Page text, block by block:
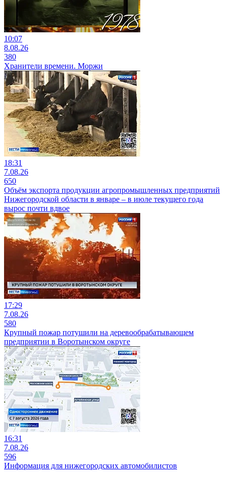
10:07
8.08.26
380
Хранители времени. Моржи
18:31
7.08.26
650
Объём экспорта продукции агропромышленных предприятий
Нижегородской области в январе – в июле текущего года
вырос почти вдвое
17:29
7.08.26
580
Крупный пожар потушили на деревообрабатывающем
предприятии в Воротынском округе
16:31
7.08.26
596
Информация для нижегородских автомобилистов